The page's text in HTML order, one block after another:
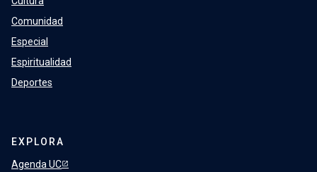
Comunidad
Especial
Espiritualidad
Deportes
EXPLORA
Agenda UC